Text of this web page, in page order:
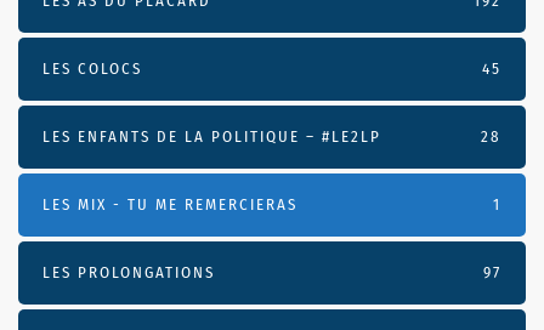
LES COLOCS 45
LES ENFANTS DE LA POLITIQUE – #LE2LP 28
LES MIX - TU ME REMERCIERAS 1
LES PROLONGATIONS 97